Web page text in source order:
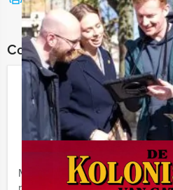
Combineer dit uitje met:
Empire City
Vanaf€ 27,50
Vanaf 12 personen
Maak kennis met deze